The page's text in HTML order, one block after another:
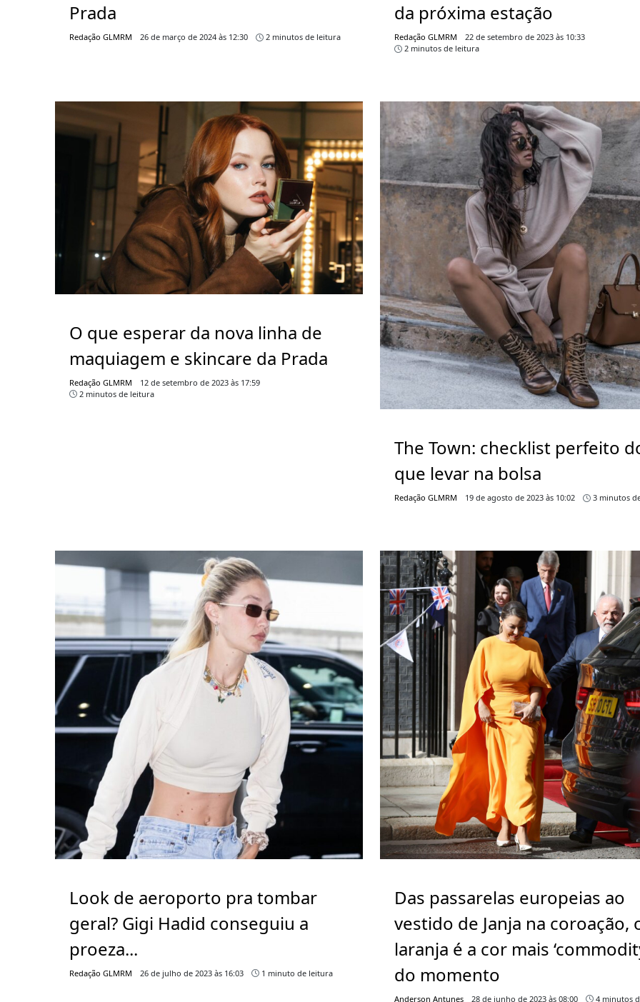
Prada
Redação GLMRM 26 de março de 2024 às 12:30 2 minutos de leitura
da próxima estação
Redação GLMRM
22 de setembro de 2023 às 10:33
2 minutos de leitura
O que esperar da nova linha de
maquiagem e skincare da Prada
Redação GLMRM
12 de setembro de 2023 às 17:59
2 minutos de leitura
The Town: checklist perfeito
que levar na bolsa
Redação GLMRM 19 de agosto de 2023 às 10:02 3 minutos
Look de aeroporto pra tombar
geral? Gigi Hadid conseguiu a
proeza...
Redação GLMRM 26 de julho de 2023 às 16:03 1 minuto de leitura
Das passarelas europeias ao
vestido de Janja na coroação,
laranja é a cor mais
do momento
Anderson Antunes 28 de junho de 2023 às 08:00 4 minutos